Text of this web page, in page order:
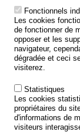
ÉTAT DE
TRAITEMENT DES
LA ROUTE
ETUDES ET
APPEL À PROJETS
POLITIQUE DE
Outils
AGENDA
Fonctionnels
Les cookies
de fonctionner de
opposer et les
navigateur,
dégradée et ceci
visiterez.
Statistiques
Les cookies
propriétaires du
d'informations de
visiteurs